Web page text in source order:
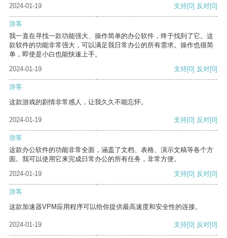
2024-01-19 支持[0] 反对[0]
游客
我一直在寻找一款功能强大、操作简单的办公软件，终于找到了它。这
款软件的功能非常强大，可以满足我日常办公的所有需求。操作也很简
单，即使是小白也能快速上手。
2024-01-19
支持[0] 反对[0]
游客
这款游戏的剧情非常感人，让我久久不能忘怀。
2024-01-19 支持[0] 反对[0]
游客
这款办公软件的功能非常全面，涵盖了文档、表格、演示文稿等各个方
面。我可以使用它来完成日常办公的所有任务，非常方便。
2024-01-19
支持[0] 反对[0]
游客
这款加速器VPM应用程序可以给你提供最高速度和安全性的连接。
2024-01-19 支持[0] 反对[0]